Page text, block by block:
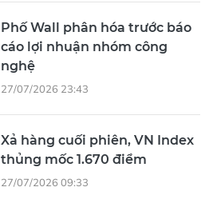
Phố Wall phân hóa trước báo
cáo lợi nhuận nhóm công
nghệ
27/07/2026 23:43
Xả hàng cuối phiên, VN Index
thủng mốc 1.670 điểm
27/07/2026 09:33